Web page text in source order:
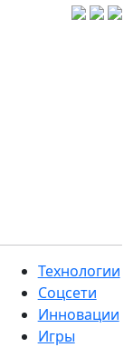
Технологии
Соцсети
Инновации
Игры